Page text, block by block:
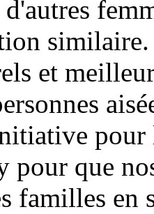
et
pour que
familles en